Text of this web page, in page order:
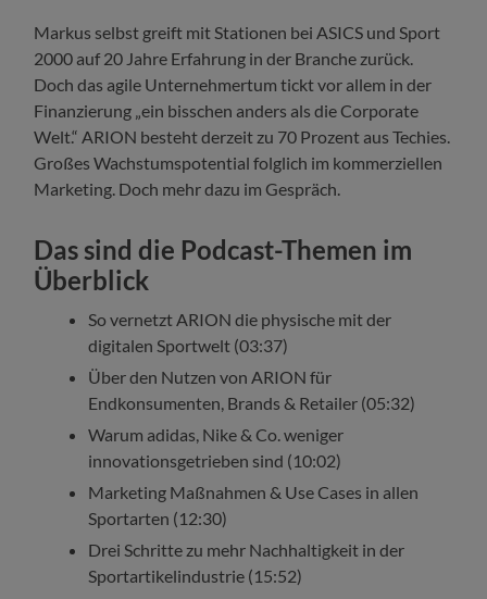
Markus selbst greift mit Stationen bei ASICS und Sport
2000 auf 20 Jahre Erfahrung in der Branche zurück.
Doch das agile Unternehmertum tickt vor allem in der
Finanzierung „ein bisschen anders als die Corporate
Welt.“ ARION besteht derzeit zu 70 Prozent aus Techies.
Großes Wachstumspotential folglich im kommerziellen
Marketing. Doch mehr dazu im Gespräch.
Das sind die Podcast-Themen im
Überblick
So vernetzt ARION die physische mit der
digitalen Sportwelt (03:37)
Über den Nutzen von ARION für
Endkonsumenten, Brands & Retailer (05:32)
Warum adidas, Nike & Co. weniger
innovationsgetrieben sind (10:02)
Marketing Maßnahmen & Use Cases in allen
Sportarten (12:30)
Drei Schritte zu mehr Nachhaltigkeit in der
Sportartikelindustrie (15:52)